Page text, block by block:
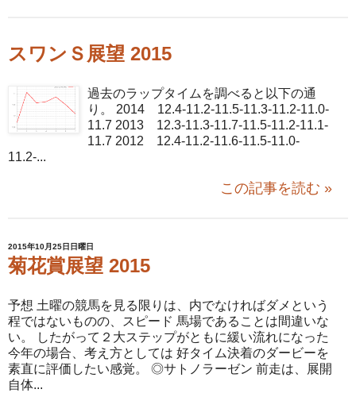
スワンＳ展望 2015
過去のラップタイムを調べると以下の通
り。 2014 12.4-11.2-11.5-11.3-11.2-11.0-
11.7 2013 12.3-11.3-11.7-11.5-11.2-11.1-
11.7 2012 12.4-11.2-11.6-11.5-11.0-
11.2-...
この記事を読む »
2015年10月25日日曜日
菊花賞展望 2015
予想 土曜の競馬を見る限りは、内でなければダメという
程ではないものの、スピード 馬場であることは間違いな
い。 したがって２大ステップがともに緩い流れになった
今年の場合、考え方としては 好タイム決着のダービーを
素直に評価したい感覚。 ◎サトノラーゼン 前走は、展開
自体...